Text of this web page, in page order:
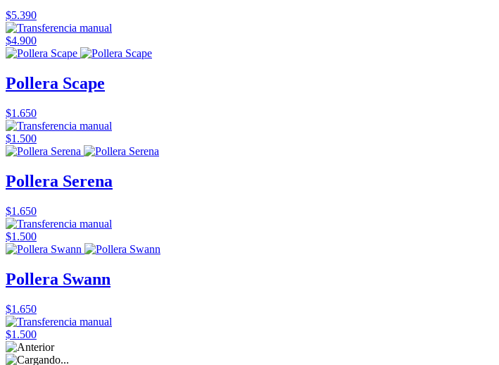
$5.390
$4.900
Pollera Scape
$1.650
$1.500
Pollera Serena
$1.650
$1.500
Pollera Swann
$1.650
$1.500